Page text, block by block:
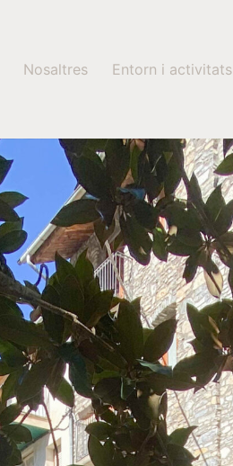
Nosaltres Entorn i activitats